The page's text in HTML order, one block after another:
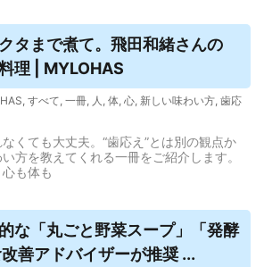
タまで煮て。飛田和緒さんの
理 | MYLOHAS
, すべて, 一冊, 人 , 体, 心, 新しい味わい方, 歯応
くても大丈夫。“歯応え”とは別の観点か
方を教えてくれる一冊をご紹介します。
も体も
な「丸ごと野菜スープ」「発酵
善アドバイザーが推奨 ...